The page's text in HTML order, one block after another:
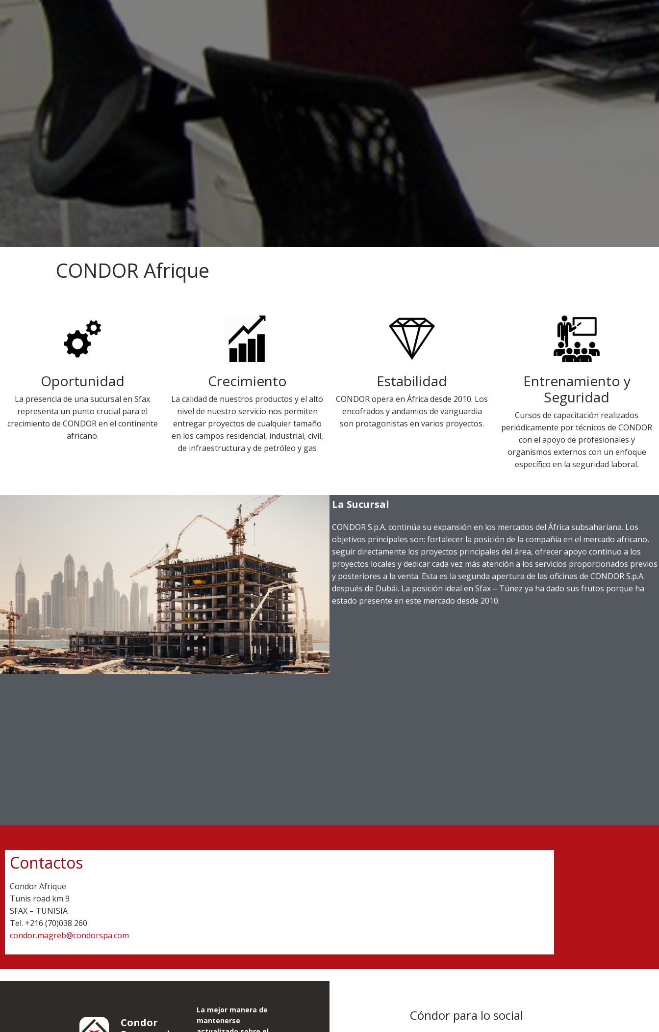
CONDOR Afrique
Oportunidad
La presencia de una sucursal en Sfax
representa un punto crucial para el
crecimiento de CONDOR en el continente
africano.
Crecimiento
La calidad de nuestros productos y el alto
nivel de nuestro servicio nos permiten
entregar proyectos de cualquier tamaño
en los campos residencial, industrial, civil,
de infraestructura y de petróleo y gas
Estabilidad
CONDOR opera en África desde 2010. Los
encofrados y andamios de vanguardia
son protagonistas en varios proyectos.
Entrenamiento y
Seguridad
Cursos de capacitación realizados
periódicamente por técnicos de CONDOR
con el apoyo de profesionales y
organismos externos con un enfoque
específico en la seguridad laboral.
La Sucursal
CONDOR S.p.A. continúa su expansión en los mercados del África subsahariana. Los
objetivos principales son: fortalecer la posición de la compañía en el mercado africano,
seguir directamente los proyectos principales del área, ofrecer apoyo continuo a los
proyectos locales y dedicar cada vez más atención a los servicios proporcionados previos
y posteriores a la venta. Esta es la segunda apertura de las oficinas de CONDOR S.p.A.
después de Dubái. La posición ideal en Sfax – Túnez ya ha dado sus frutos porque ha
estado presente en este mercado desde 2010.
Contactos
Condor Afrique
Tunis road km 9
SFAX – TUNISIA
Tel. +216 (70)038 260
condor.magreb@condorspa.com
Condor
La mejor manera de
mantenerse
Cóndor para lo social